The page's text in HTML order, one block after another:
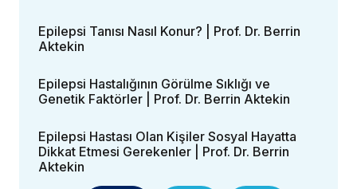
Epilepsi Tanısı Nasıl Konur? | Prof. Dr. Berrin
Aktekin
Epilepsi Hastalığının Görülme Sıklığı ve
Genetik Faktörler | Prof. Dr. Berrin Aktekin
Epilepsi Hastası Olan Kişiler Sosyal Hayatta
Dikkat Etmesi Gerekenler | Prof. Dr. Berrin
Aktekin